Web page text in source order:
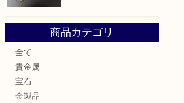
商品カテゴリ
全て
貴金属
宝石
金製品